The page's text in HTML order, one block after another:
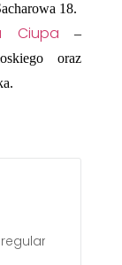
18.
Ciupa –
oraz
(przy 4